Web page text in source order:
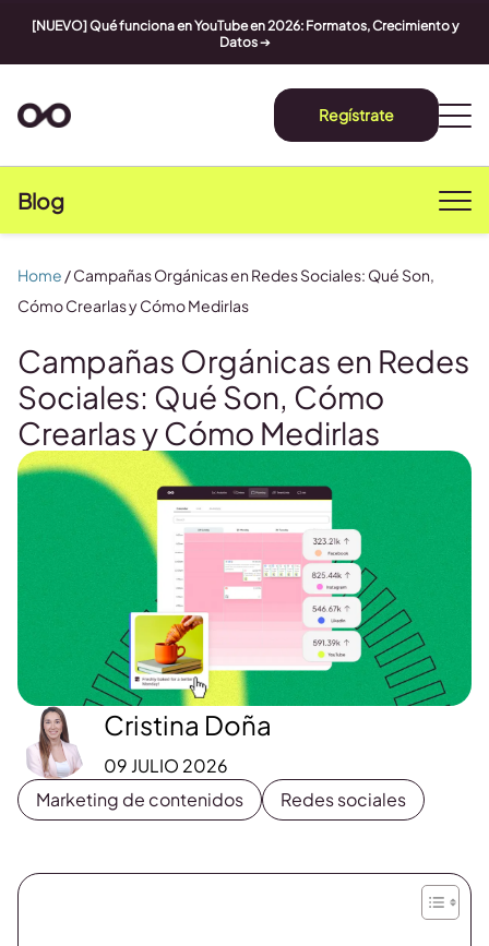
[NUEVO] Qué funciona en YouTube en 2026: Formatos, Crecimiento y
Datos➔
Regístrate
Blog
Campañas Orgánicas en Redes
Sociales: Qué Son, Cómo
Crearlas y Cómo Medirlas
Cristina Doña
09 JULIO 2026
Marketing de contenidos
Redes sociales
Home /Campañas Orgánicas en Redes Sociales: Qué Son,
Cómo Crearlas y Cómo Medirlas